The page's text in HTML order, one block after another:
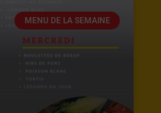
MENU DE LA SEMAINE